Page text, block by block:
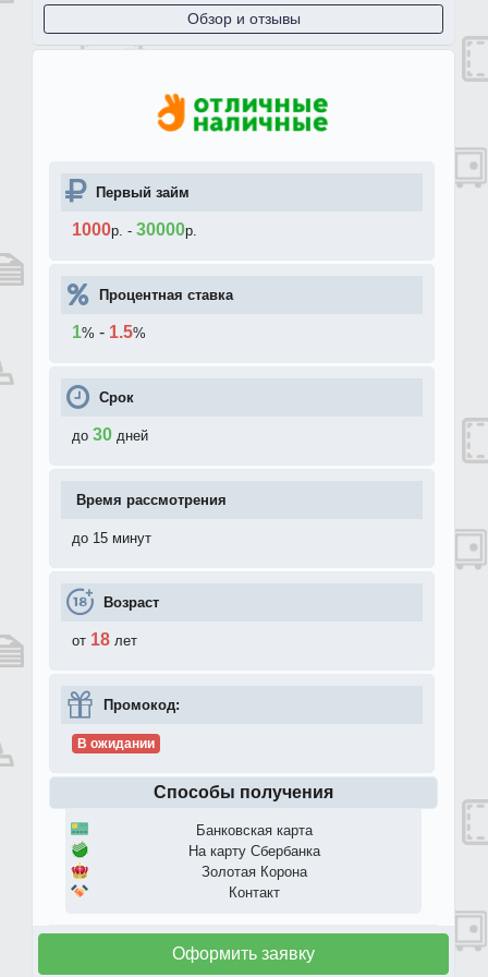
Обзор и отзывы
Первый займ
1000р. - 30000р.
Процентная ставка
1% - 1.5%
Срок
до 30 дней
Время рассмотрения
до 15 минут
Возраст
от 18 лет
Промокод:
В ожидании
Способы получения
Банковская карта
На карту Сбербанка
Золотая Корона
Контакт
Оформить заявку